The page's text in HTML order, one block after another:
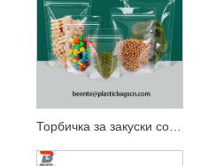
Торбичка за закуски со патент за храна Clear Stand Up